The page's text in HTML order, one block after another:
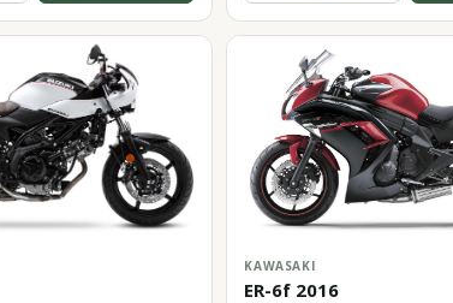
KAWASAKI
ER-6f 2016